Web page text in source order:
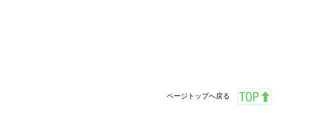
ページトップへ戻る